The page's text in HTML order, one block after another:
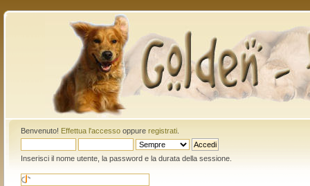
Benvenuto! Effettua l'accessooppure registrati.
Inserisci il nome utente, la password e la durata della sessione.